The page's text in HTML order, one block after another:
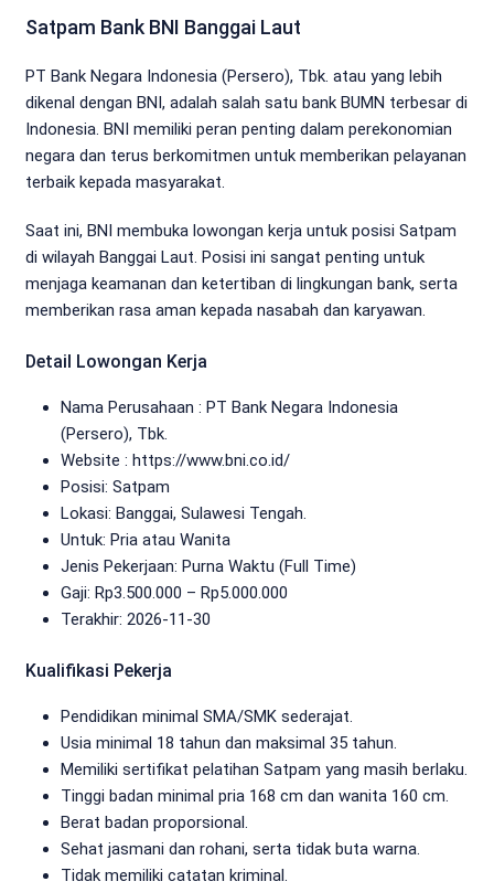
Satpam Bank BNI Banggai Laut
PT Bank Negara Indonesia (Persero), Tbk. atau yang lebih
dikenal dengan BNI, adalah salah satu bank BUMN terbesar di
Indonesia. BNI memiliki peran penting dalam perekonomian
negara dan terus berkomitmen untuk memberikan pelayanan
terbaik kepada masyarakat.
Saat ini, BNI membuka lowongan kerja untuk posisi Satpam
di wilayah Banggai Laut. Posisi ini sangat penting untuk
menjaga keamanan dan ketertiban di lingkungan bank, serta
memberikan rasa aman kepada nasabah dan karyawan.
Detail Lowongan Kerja
Nama Perusahaan : PT Bank Negara Indonesia
(Persero), Tbk.
Website : https://www.bni.co.id/
Posisi: Satpam
Lokasi: Banggai, Sulawesi Tengah.
Untuk: Pria atau Wanita
Jenis Pekerjaan: Purna Waktu (Full Time)
Gaji: Rp3.500.000 – Rp5.000.000
Terakhir: 2026-11-30
Kualifikasi Pekerja
Pendidikan minimal SMA/SMK sederajat.
Usia minimal 18 tahun dan maksimal 35 tahun.
Memiliki sertifikat pelatihan Satpam yang masih berlaku.
Tinggi badan minimal pria 168 cm dan wanita 160 cm.
Berat badan proporsional.
Sehat jasmani dan rohani, serta tidak buta warna.
Tidak memiliki catatan kriminal.